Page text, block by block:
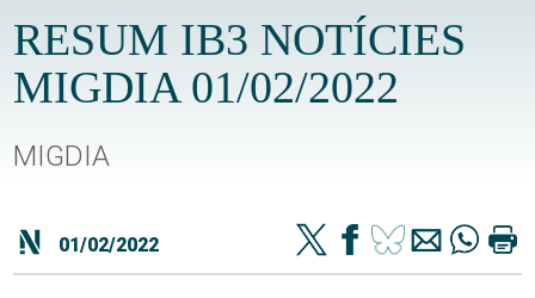
RESUM IB3 NOTÍCIES
MIGDIA 01/02/2022
MIGDIA
01/02/2022